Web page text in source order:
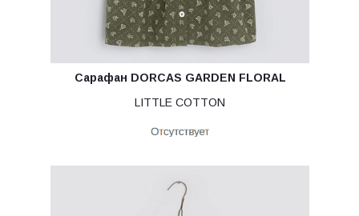
Сарафан DORCAS GARDEN FLORAL
LITTLE COTTON